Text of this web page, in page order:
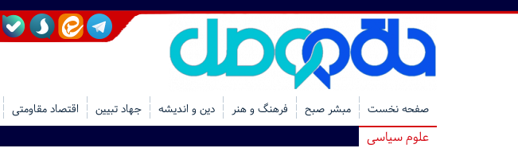
صفحه نخست مبشر صبح فرهنگ و هنر دین و اندیشه جهاد تبیین اقتصاد مقاومتی
علوم سیاسی